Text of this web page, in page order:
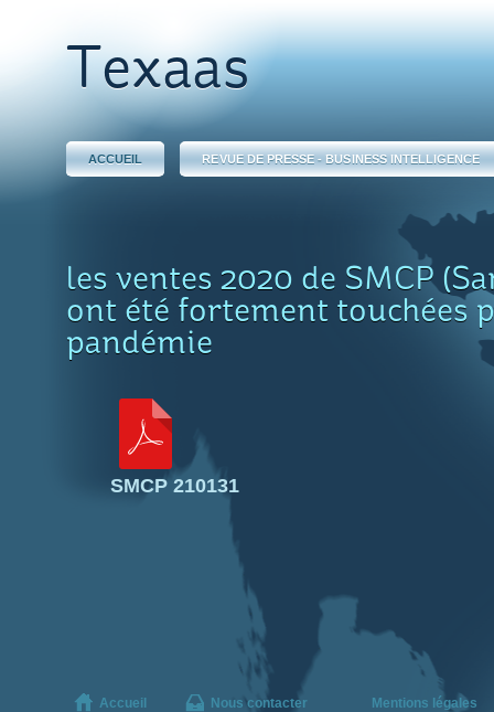
Texaas
ACCUEIL REVUE DE PRESSE - BUSINESS INTELLIGENCE
les ventes 2020 de SMCP
ont été fortement touchées
pandémie
SMCP 210131
Accueil Nous contacter Mentions légales